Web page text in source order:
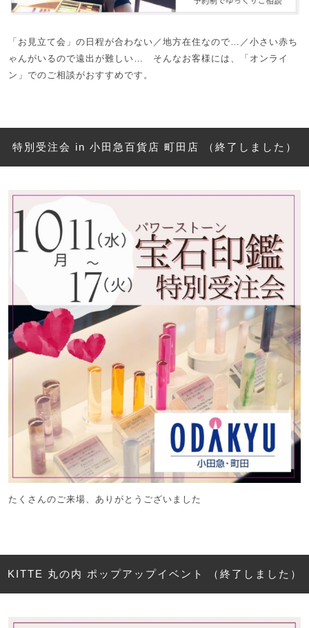
「お見立て会」の日程が合わない／地方在住なので…／小さい赤ち
ゃんがいるので遠出が難しい… そんなお客様には、「オンライ
ン」でのご相談がおすすめです。
特別受注会 in 小田急百貨店 町田店 （終了しました）
たくさんのご来場、ありがとうございました
KITTE 丸の内 ポップアップイベント （終了しました）